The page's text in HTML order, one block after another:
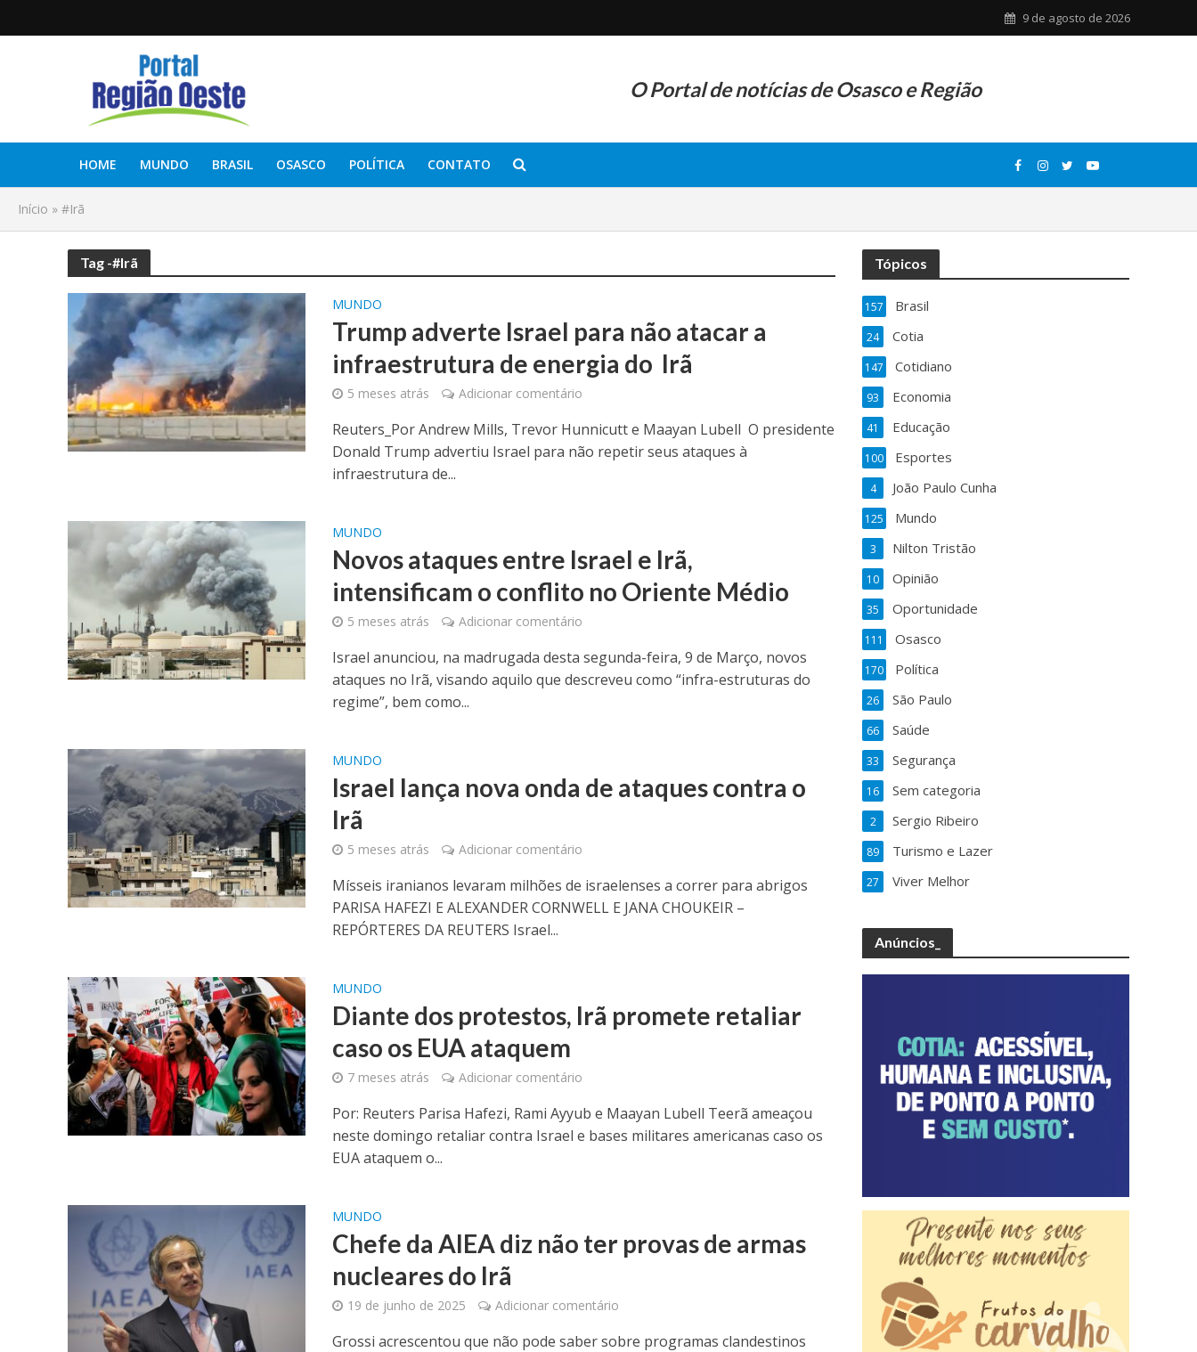
9 de agosto de 2026
O Portal de notícias de Osasco e Região
HOME MUNDO BRASIL OSASCO POLÍTICA CONTATO
Início » #Irã
Tag -#Irã
MUNDO
Trump adverte Israel para não atacar a
infraestrutura de energia do Irã
5 meses atrás Adicionar comentário
Reuters_Por Andrew Mills, Trevor Hunnicutt e Maayan Lubell O presidente
Donald Trump advertiu Israel para não repetir seus ataques à
infraestrutura de...
MUNDO
Novos ataques entre Israel e Irã,
intensificam o conflito no Oriente Médio
5 meses atrás Adicionar comentário
Israel anunciou, na madrugada desta segunda-feira, 9 de Março, novos
ataques no Irã, visando aquilo que descreveu como “infra-estruturas do
regime”, bem como...
MUNDO
Israel lança nova onda de ataques contra o
Irã
5 meses atrás Adicionar comentário
Mísseis iranianos levaram milhões de israelenses a correr para abrigos
PARISA HAFEZI E ALEXANDER CORNWELL E JANA CHOUKEIR –
REPÓRTERES DA REUTERS Israel...
MUNDO
Diante dos protestos, Irã promete retaliar
caso os EUA ataquem
7 meses atrás Adicionar comentário
Por: Reuters Parisa Hafezi, Rami Ayyub e Maayan Lubell Teerã ameaçou
neste domingo retaliar contra Israel e bases militares americanas caso os
EUA ataquem o...
MUNDO
Chefe da AIEA diz não ter provas de armas
nucleares do Irã
19 de junho de 2025 Adicionar comentário
Grossi acrescentou que não pode saber sobre programas clandestinos
Tópicos
Brasil
157
Cotia
24
Cotidiano
147
Economia
93
Educação
41
Esportes
100
João Paulo Cunha
4
Mundo
125
Nilton Tristão
3
Opinião
10
Oportunidade
35
Osasco
111
Política
170
São Paulo
26
Saúde
66
Segurança
33
Sem categoria
16
Sergio Ribeiro
2
Turismo e Lazer
89
Viver Melhor
27
Anúncios_